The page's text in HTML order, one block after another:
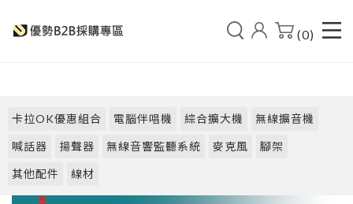
(0)
卡拉OK優惠組合 電腦伴唱機 綜合擴大機 無線擴音機
喊話器 揚聲器 無線音響監聽系統 麥克風 腳架
其他配件 線材